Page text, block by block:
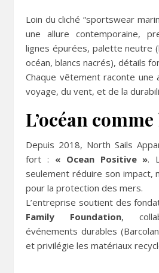
Loin du cliché “sportswear
une allure contemporaine,
lignes épurées, palette neutre
océan, blancs nacrés), détails
Chaque vêtement raconte
voyage, du vent, et de la
L’océan
Depuis 2018, North Sails
fort : « Ocean Positive ».
seulement réduire son impact,
pour la protection des mers.
L’entreprise soutient des
Family Foundation,
événements durables
et privilégie les matériaux